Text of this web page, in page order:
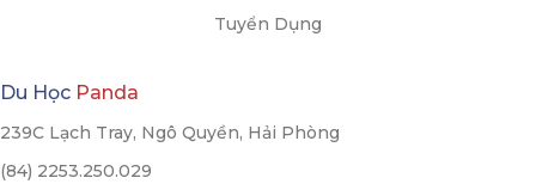
Tuyển Dụng
Du Học Panda
239C Lạch Tray, Ngô Quyền, Hải Phòng
(84) 2253.250.029